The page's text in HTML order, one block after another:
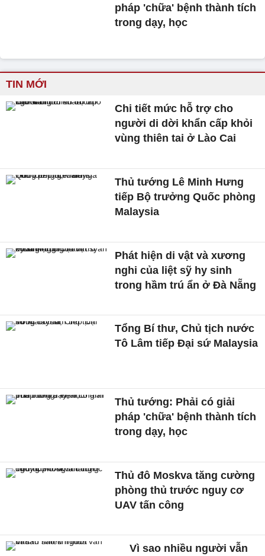
pháp 'chữa' bệnh thành tích
trong dạy, học
TIN MỚI
Chi tiết mức hỗ trợ cho
người di dời khẩn cấp khỏi
vùng thiên tai ở Lào Cai
Thủ tướng Lê Minh Hưng
tiếp Bộ trưởng Quốc phòng
Malaysia
Phát hiện di vật và xương
nghi của liệt sỹ hy sinh
trong hầm trú ẩn ở Đà Nẵng
Tổng Bí thư, Chủ tịch nước
Tô Lâm tiếp Đại sứ Malaysia
Thủ tướng: Phải có giải
pháp 'chữa' bệnh thành tích
trong dạy, học
Thủ đô Moskva tăng cường
phòng thủ trước nguy cơ
UAV tấn công
Vì sao nhiều người vẫn